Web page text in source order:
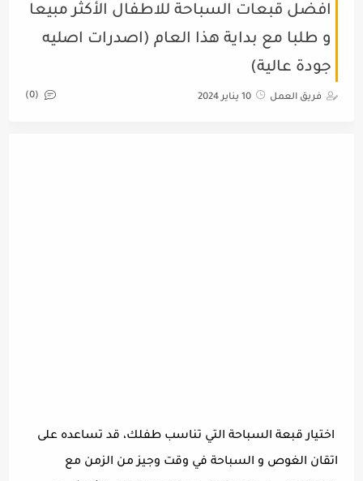
افضل قبعات السباحة للاطفال الأكثر مبيعا
و طلبا مع بداية هذا العام (اصدرات اصليه
جودة عالية)
فريق العمل 10 يناير 2024 (0)
اختيار قبعة السباحة التي تناسب طفلك، قد تساعده على
اتقان الغوص و السباحة في وقت وجيز من الزمن مع